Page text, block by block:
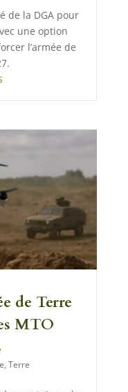
de la DGA pour
une option
l’armée de
de Terre
MTO
,Terre